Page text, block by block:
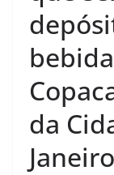
da
Janeiro